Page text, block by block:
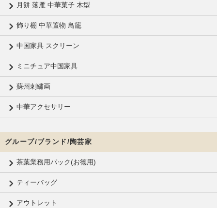
月餅 落雁 中華菓子 木型
飾り棚 中華置物 鳥籠
中国家具 スクリーン
ミニチュア中国家具
蘇州刺繍画
中華アクセサリー
グループ/ブランド/陶芸家
茶葉業務用パック(お徳用)
ティーバッグ
アウトレット